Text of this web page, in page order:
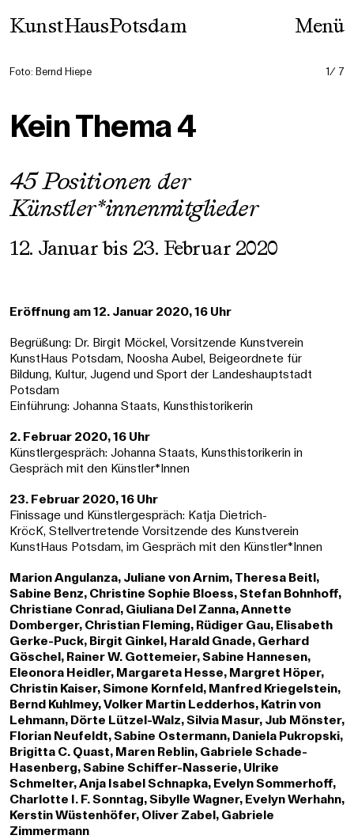
toKunstHausPotsdam Menü
Foto: Bernd Hiepe 1 7
Kein Thema 4
45 Positionen der
Künstler*innenmitglieder
12. Januar bis 23. Februar 2020
Eröffnung am 12. Januar 2020, 16 Uhr
Begrüßung: Dr. Birgit Möckel, Vorsitzende Kunstverein
KunstHaus Potsdam, Noosha Aubel, Beigeordnete für
Bildung, Kultur, Jugend und Sport der Landeshauptstadt
Potsdam
Einführung: Johanna Staats, Kunsthistorikerin
2. Februar 2020, 16 Uhr
Künstlergespräch: Johanna Staats, Kunsthistorikerin in
Gespräch mit den Künstler*Innen
23. Februar 2020, 16 Uhr
Finissage und Künstlergespräch: Katja Dietrich-
KröcK, Stellvertretende Vorsitzende des Kunstverein
KunstHaus Potsdam, im Gespräch mit den Künstler*Innen
Marion Angulanza, Juliane von Arnim, Theresa Beitl,
Sabine Benz, Christine Sophie Bloess, Stefan Bohnhoff,
Christiane Conrad, Giuliana Del Zanna, Annette
Domberger, Christian Fleming, Rüdiger Gau, Elisabeth
Gerke-Puck, Birgit Ginkel, Harald Gnade, Gerhard
Göschel, Rainer W. Gottemeier, Sabine Hannesen,
Eleonora Heidler, Margareta Hesse, Margret Höper,
Christin Kaiser, Simone Kornfeld, Manfred Kriegelstein,
Bernd Kuhlmey, Volker Martin Ledderhos, Katrin von
Lehmann, Dörte Lützel-Walz, Silvia Masur, Jub Mönster,
Florian Neufeldt, Sabine Ostermann, Daniela Pukropski,
Brigitta C. Quast, Maren Reblin, Gabriele Schade-
Hasenberg, Sabine Schiffer-Nasserie, Ulrike
Schmelter, Anja Isabel Schnapka, Evelyn Sommerhoff,
Charlotte I. F. Sonntag, Sibylle Wagner, Evelyn Werhahn,
Kerstin Wüstenhöfer, Oliver Zabel, Gabriele
Zimmermann